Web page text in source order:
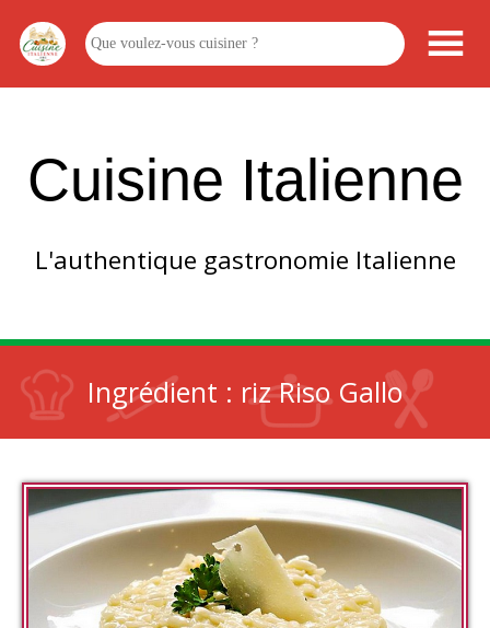
Cuisine Italienne
L'authentique gastronomie Italienne
Ingrédient : riz Riso Gallo